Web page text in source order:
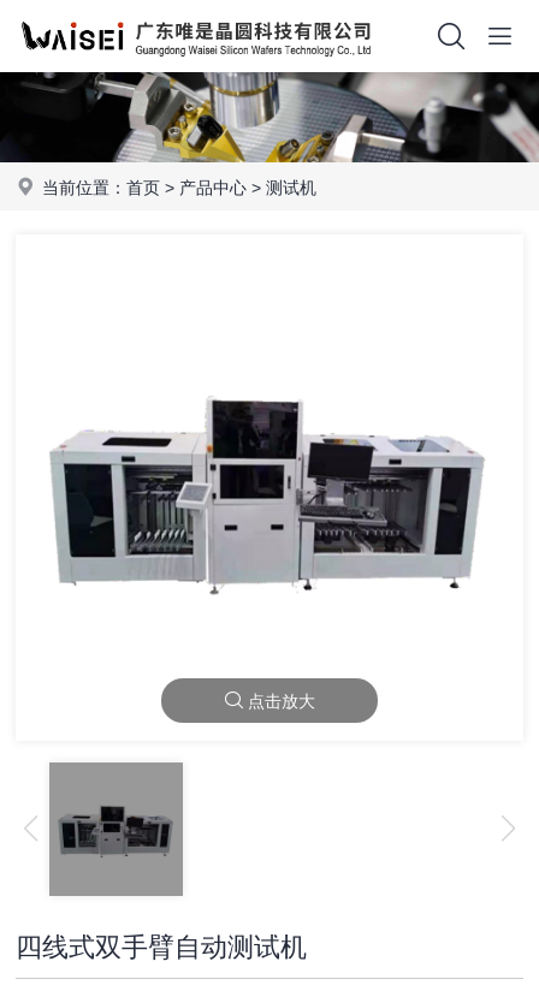
当前位置：首页 > 产品中心 >测试机
点击放大
四线式双手臂自动测试机